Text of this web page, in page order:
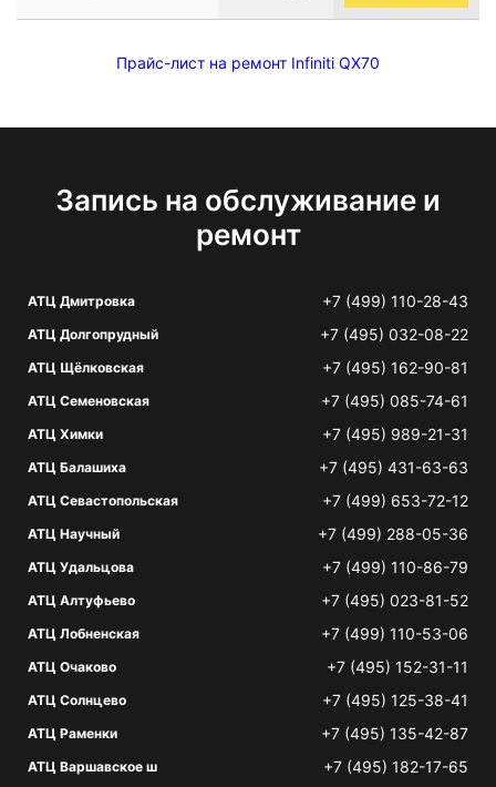
Прайс-лист на ремонт Infiniti QX70
Запись на обслуживание и
ремонт
АТЦ Дмитровка +7 (499) 110-28-43
АТЦ Долгопрудный +7 (495) 032-08-22
АТЦ Щёлковская +7 (495) 162-90-81
АТЦ Семеновская +7 (495) 085-74-61
АТЦ Химки +7 (495) 989-21-31
АТЦ Балашиха +7 (495) 431-63-63
АТЦ Севастопольская +7 (499) 653-72-12
АТЦ Научный +7 (499) 288-05-36
АТЦ Удальцова +7 (499) 110-86-79
АТЦ Алтуфьево +7 (495) 023-81-52
АТЦ Лобненская +7 (499) 110-53-06
АТЦ Очаково +7 (495) 152-31-11
АТЦ Солнцево +7 (495) 125-38-41
АТЦ Раменки +7 (495) 135-42-87
АТЦ Варшавское ш +7 (495) 182-17-65